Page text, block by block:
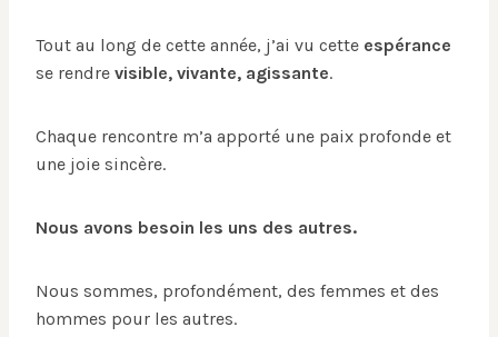
Tout au long de cette année, j’ai vu cette espérance
se rendre visible, vivante, agissante.
Chaque rencontre m’a apporté une paix profonde et
une joie sincère.
Nous avons besoin les uns des autres.
Nous sommes, profondément, des femmes et des
hommes pour les autres.